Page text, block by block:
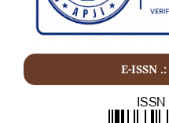
E-ISSN .: